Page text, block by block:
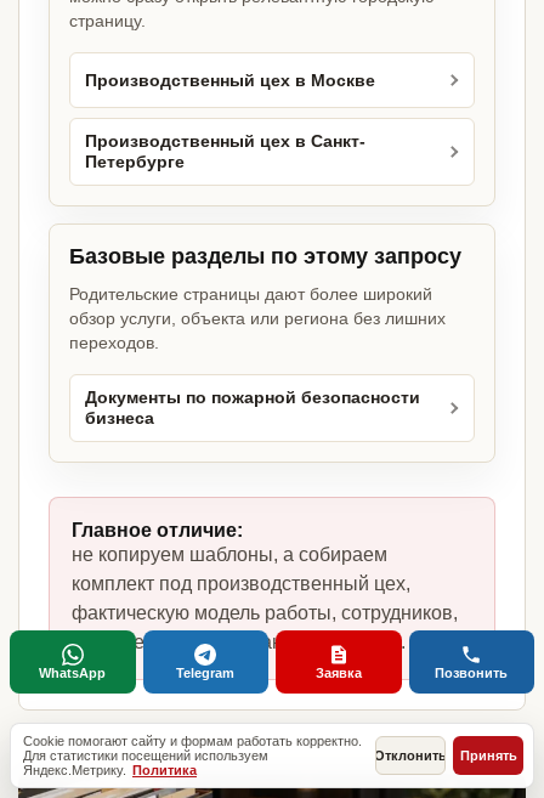
страницу.
Производственный цех в Москве
Производственный цех в Санкт-
Петербурге
Базовые разделы по этому запросу
Родительские страницы дают более широкий
обзор услуги, объекта или региона без лишних
переходов.
Документы по пожарной безопасности
бизнеса
Главное отличие:
не копируем шаблоны, а собираем
комплект под производственный цех,
фактическую модель работы, сотрудников,
помещение и требования по России.
Cookie помогают сайту и формам работать корректно.
Для статистики посещений используем
Яндекс.Метрику. Политика
Отклонить Принять
WhatsApp Telegram Заявка Позвонить